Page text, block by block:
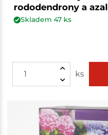
rododendrony a
Skladem 47ks
ks